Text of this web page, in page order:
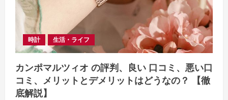
時計 生活・ライフ
カンポマルツィオ の評判、良い 口コミ、悪い口
コミ、メリットとデメリットはどうなの？ 【徹
底解説】